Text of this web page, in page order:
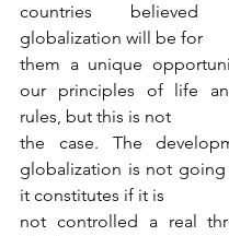
countries
globalization will be for
them a unique
our principles of life
rules, but this is not
the case. The
globalization is not going
it constitutes if it is
not controlled a real